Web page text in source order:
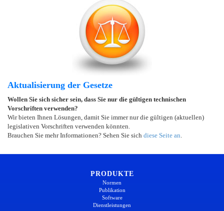
Aktualisierung der Gesetze
Wollen Sie sich sicher sein, dass Sie nur die gültigen technischen
Vorschriften verwenden?
Wir bieten Ihnen Lösungen, damit Sie immer nur die gültigen (aktuellen)
legislativen Vorschriften verwenden könnten.
Brauchen Sie mehr Informationen? Sehen Sie sich diese Seite an
PRODUKTE
Normen
Publikation
Software
Dienstleistungen